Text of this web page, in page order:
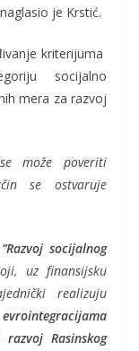
je Krstić.
kriterijuma
socijalno
mera za razvoj
može poveriti
se ostvaruje
socijalnog
uz finansijsku
realizuju
Rasinskog